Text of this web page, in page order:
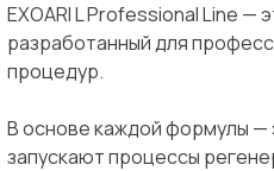
EXOARI L Professional Line —
разработанный для
процедур.
В основе каждой формулы —
запускают процессы